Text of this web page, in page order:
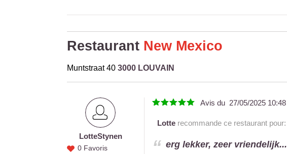
Restaurant New Mexico
Muntstraat 40 3000 LOUVAIN
Lotte
Stynen
LotteStynen
0 Favoris
Avis du 27/05/2025 10:48
Lotte recommande ce restaurant pour:
erg lekker, zeer vriendelijk...